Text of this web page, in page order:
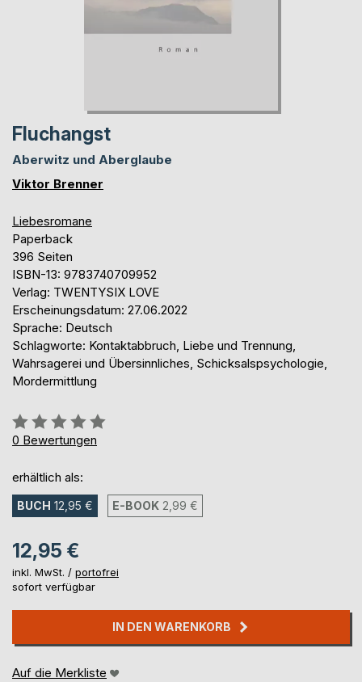
Fluchangst
Aberwitz und Aberglaube
Viktor Brenner
Liebesromane
Paperback
396 Seiten
ISBN-13: 9783740709952
Verlag: TWENTYSIX LOVE
Erscheinungsdatum: 27.06.2022
Sprache: Deutsch
Schlagworte: Kontaktabbruch, Liebe und Trennung,
Wahrsagerei und Übersinnliches, Schicksalspsychologie,
Mordermittlung
Bewertung::
0%
0 Bewertungen
erhältlich als:
BUCH 12,95 € E-BOOK 2,99 €
12,95 €
inkl. MwSt. / portofrei
sofort verfügbar
IN DEN WARENKORB
Auf die Merkliste